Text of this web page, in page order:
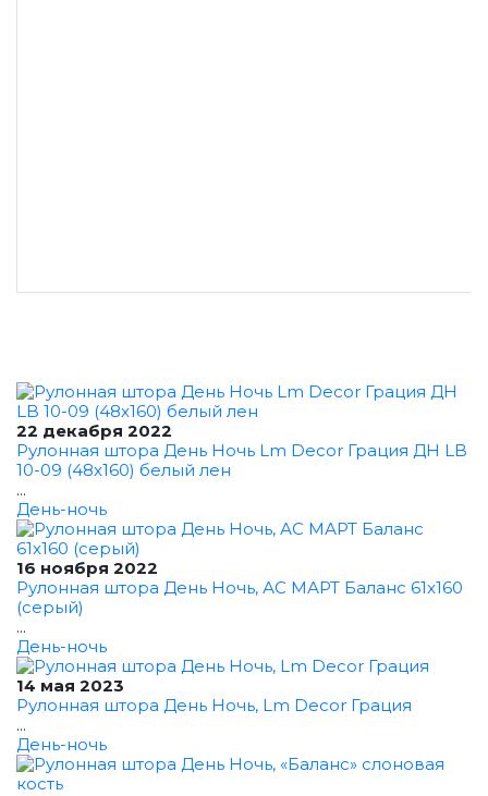
22 декабря 2022
Рулонная штора День Ночь Lm Decor Грация ДН LB
10-09 (48x160) белый лен
...
День-ночь
16 ноября 2022
Рулонная штора День Ночь, АС МАРТ Баланс 61x160
(серый)
...
День-ночь
14 мая 2023
Рулонная штора День Ночь, Lm Decor Грация
...
День-ночь